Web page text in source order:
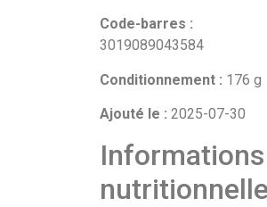
Code-barres :
3019089043584
Conditionnement : 176 g
Ajouté le : 2025-07-30
Informations